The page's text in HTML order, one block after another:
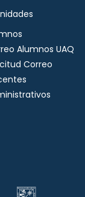
Alumnos UAQ
Correo